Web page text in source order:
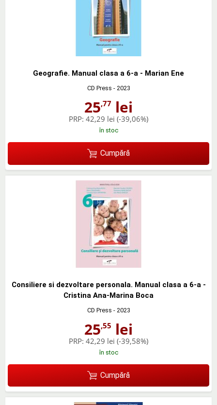
Geografie. Manual clasa a 6-a - Marian Ene
CD Press - 2023
25,77 lei
PRP: 42,29 lei (-39,06%)
în stoc
Cumpără
Consiliere si dezvoltare personala. Manual clasa a 6-a -
Cristina Ana-Marina Boca
CD Press - 2023
25,55 lei
PRP: 42,29 lei (-39,58%)
în stoc
Cumpără